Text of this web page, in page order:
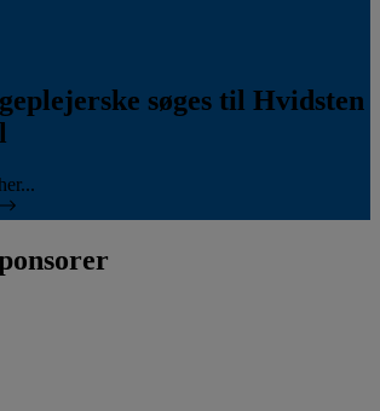
søges til Hvidsten